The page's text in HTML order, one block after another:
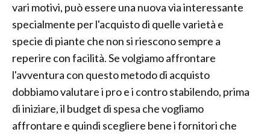
vari motivi, può essere una nuova via interessante
specialmente per l'acquisto di quelle varietà e
specie di piante che non si riescono sempre a
reperire con facilità. Se volgiamo affrontare
l'avventura con questo metodo di acquisto
dobbiamo valutare i pro e i contro stabilendo, prima
di iniziare, il budget di spesa che vogliamo
affrontare e quindi scegliere bene i fornitori che